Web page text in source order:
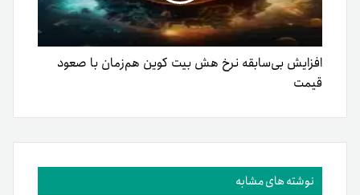
افزایش بی‌سابقه نرخ هش بیت کوین هم‌زمان با صعود
قیمت
نوشته های مشابه